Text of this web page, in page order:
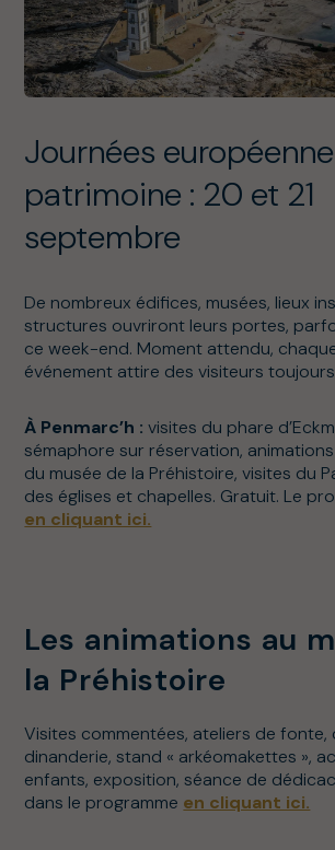
Journées
patrimoine : 20 et 21
septembre
De nombreux édifices, musées, lieux
structures ouvriront leurs portes,
ce week-end. Moment attendu,
événement attire des visiteurs
À Penmarc’h : visites du phare
sémaphore sur réservation,
du musée de la Préhistoire, visites du
des églises et chapelles. Gratuit. Le
en cliquant ici.
Les animations au
la Préhistoire
Visites commentées, ateliers de fonte,
dinanderie, stand « arkéomakettes »,
enfants, exposition, séance de
dans le programme en cliquant ici.